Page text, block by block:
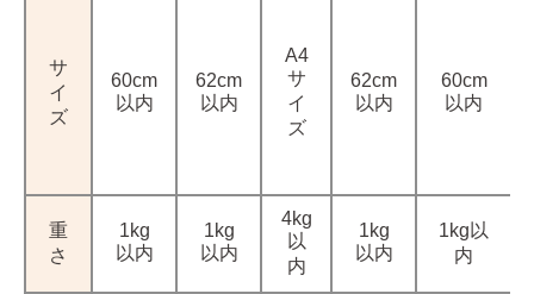
サ
イ
ズ
60cm
以内
62cm
以内
A4
サ
イ
ズ
62cm
以内
60cm
以内
重
さ
1kg
以内
1kg
以内
4kg
以
内
1kg
以内
1kg以
内